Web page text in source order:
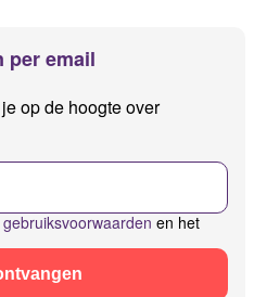
per email
op de hoogte over
gebruiksvoorwaarden en het